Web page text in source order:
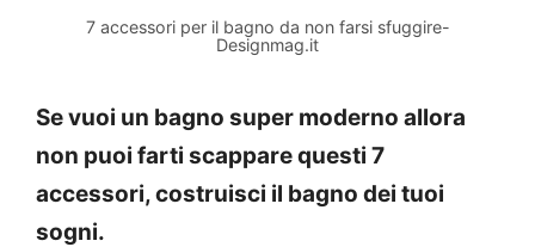
7 accessori per il bagno da non farsi sfuggire-
Designmag.it
Se vuoi un bagno super moderno allora
non puoi farti scappare questi 7
accessori, costruisci il bagno dei tuoi
sogni.